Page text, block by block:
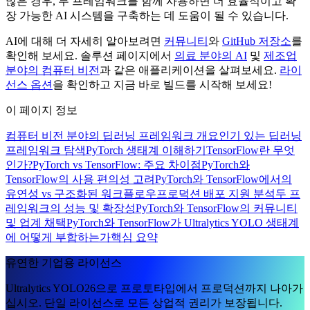
장 가능한 AI 시스템을 구축하는 데 도움이 될 수 있습니다.
AI에 대해 더 자세히 알아보려면 커뮤니티 와 GitHub 저장소를
확인해 보세요. 솔루션 페이지에서 의료 분야의 AI 및 제조업
분야의 컴퓨터 비전과 같은 애플리케이션을 살펴보세요. 라이
선스 옵션 을 확인하고 지금 바로 빌드를 시작해 보세요!
이 페이지 정보
컴퓨터 비전 분야의 딥러닝 프레임워크 개요인기 있는 딥러닝
프레임워크 탐색PyTorch 생태계 이해하기 TensorFlow란 무엇
인가?PyTorch vs TensorFlow: 주요 차이점PyTorch와
TensorFlow의 사용 편의성 고려PyTorch와 TensorFlow에서의
유연성 vs 구조화된 워크플로우프로덕션 배포 지원 분석두 프
레임워크의 성능 및 확장성PyTorch와 TensorFlow의 커뮤니티
및 업계 채택PyTorch와 TensorFlow가 Ultralytics YOLO 생태계
에 어떻게 부합하는가핵심 요약
유연한 기업용 라이선스
Ultralytics YOLO26으로 프로토타입에서 프로덕션까지 나아가
십시오. 단일 라이선스로 모든 상업적 권리가 보장됩니다.